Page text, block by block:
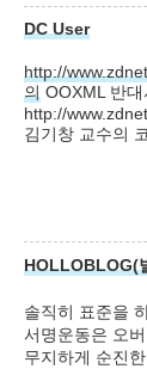
DC User
http://
의 OOXML 반
http://
김기창 교수의
HOLLOBLOG(
솔직히 표준을
서명운동은 오
무지하게 순진